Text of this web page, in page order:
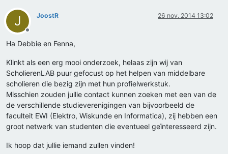
J
Offline
JoostR 26 nov. 2014 13:02
Ha Debbie en Fenna,
Klinkt als een erg mooi onderzoek, helaas zijn wij van
ScholierenLAB puur gefocust op het helpen van middelbare
scholieren die bezig zijn met hun profielwerkstuk.
Misschien zouden jullie contact kunnen zoeken met een van de
de verschillende studieverenigingen van bijvoorbeeld de
faculteit EWI (Elektro, Wiskunde en Informatica), zij hebben een
groot netwerk van studenten die eventueel geïnteresseerd zijn.
Ik hoop dat jullie iemand zullen vinden!